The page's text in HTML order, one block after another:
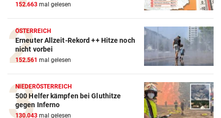
152.663 mal gelesen
ÖSTERREICH
Erneuter Allzeit-Rekord ++ Hitze noch
nicht vorbei
152.561 mal gelesen
NIEDERÖSTERREICH
500 Helfer kämpfen bei Gluthitze
gegen Inferno
130.043 mal gelesen